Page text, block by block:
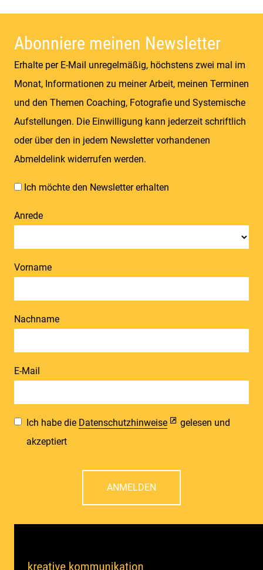
Abonniere meinen Newsletter
Erhalte per E-Mail unregelmäßig, höchstens zwei mal im
Monat, Informationen zu meiner Arbeit, meinen Terminen
und den Themen Coaching, Fotografie und Systemische
Aufstellungen. Die Einwilligung kann jederzeit schriftlich
oder über den in jedem Newsletter vorhandenen
Abmeldelink widerrufen werden.
Ich möchte den Newsletter erhalten
Anrede
Vorname
Nachname
E-Mail
Ich habe die Datenschutzhinweise
gelesen und
akzeptiert
ANMELDEN